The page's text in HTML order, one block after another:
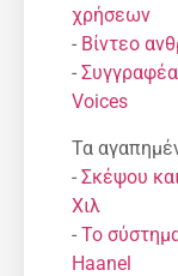
χρήσεων
- Βίντεο
-
Voices
Τα
- Σκέψου
Χιλ
- Το
Haanel